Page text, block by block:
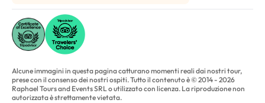
Alcune immagini in questa pagina catturano momenti reali dai nostri tour,
prese con il consenso dei nostri ospiti. Tutto il contenuto è © 2014 - 2026
Raphael Tours and Events SRL o utilizzato con licenza. La riproduzione non
autorizzata è strettamente vietata.